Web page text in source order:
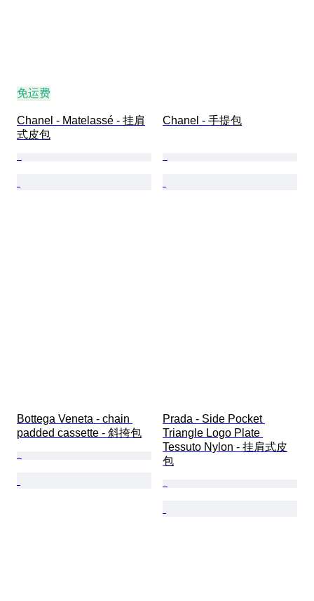
免运费
Chanel - Matelassé - 挂肩
式皮包
Chanel - 手提包
Bottega Veneta - chain
padded cassette - 斜挎包
Prada - Side Pocket
Triangle Logo Plate
Tessuto Nylon - 挂肩式皮
包